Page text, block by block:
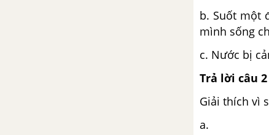
b. Suốt một
mình sống
c. Nước bị
Trả lời câu
Giải thích vì
a.